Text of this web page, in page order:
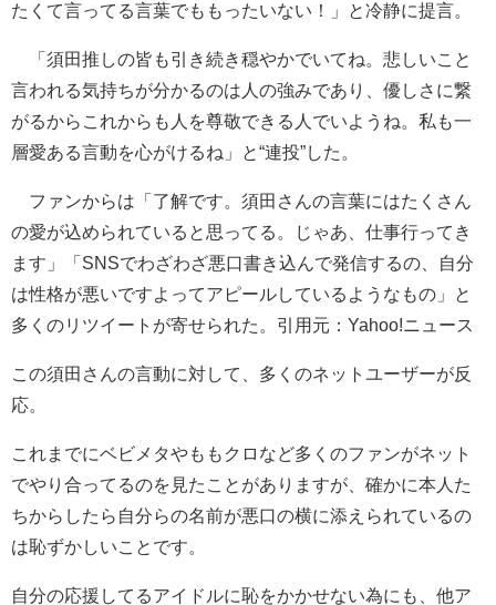
たくて言ってる言葉でももったいない！」と冷静に提言。
「須田推しの皆も引き続き穏やかでいてね。悲しいこと
言われる気持ちが分かるのは人の強みであり、優しさに繋
がるからこれからも人を尊敬できる人でいようね。私も一
層愛ある言動を心がけるね」と“連投”した。
ファンからは「了解です。須田さんの言葉にはたくさん
の愛が込められていると思ってる。じゃあ、仕事行ってき
ます」「SNSでわざわざ悪口書き込んで発信するの、自分
は性格が悪いですよってアピールしているようなもの」と
多くのリツイートが寄せられた。引用元：Yahoo!ニュース
この須田さんの言動に対して、多くのネットユーザーが反
応。
これまでにベビメタやももクロなど多くのファンがネット
でやり合ってるのを見たことがありますが、確かに本人た
ちからしたら自分らの名前が悪口の横に添えられているの
は恥ずかしいことです。
自分の応援してるアイドルに恥をかかせない為にも、他ア